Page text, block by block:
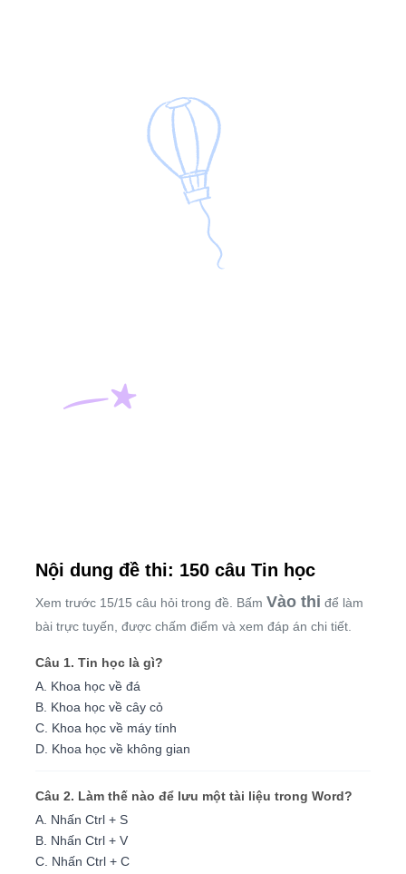
Nội dung đề thi: 150 câu Tin học
Xem trước 15/15 câu hỏi trong đề. Bấm Vào thi để làm
bài trực tuyến, được chấm điểm và xem đáp án chi tiết.
Câu 1. Tin học là gì?
A. Khoa học về đá
B. Khoa học về cây cỏ
C. Khoa học về máy tính
D. Khoa học về không gian
Câu 2. Làm thế nào để lưu một tài liệu trong Word?
A. Nhấn Ctrl + S
B. Nhấn Ctrl + V
C. Nhấn Ctrl + C